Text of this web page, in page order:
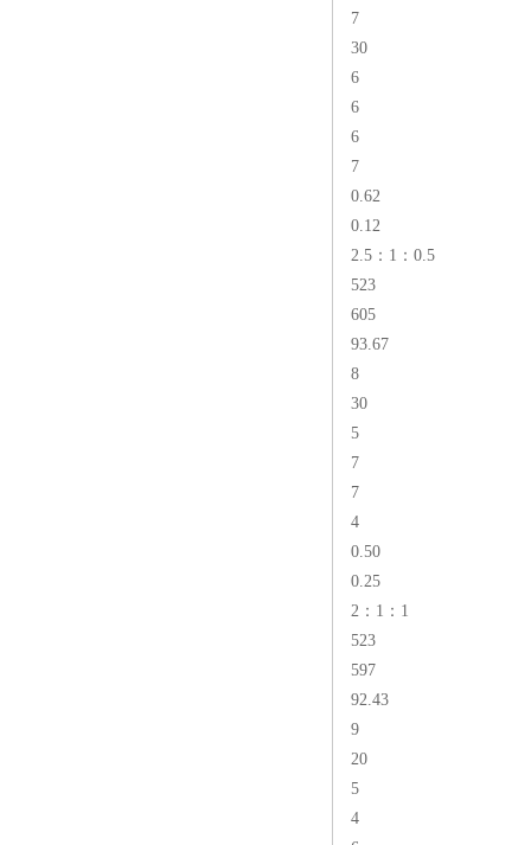
7
30
6
6
6
7
0.62
0.12
2.5：1：0.5
523
605
93.67
8
30
5
7
7
4
0.50
0.25
2：1：1
523
597
92.43
9
20
5
4